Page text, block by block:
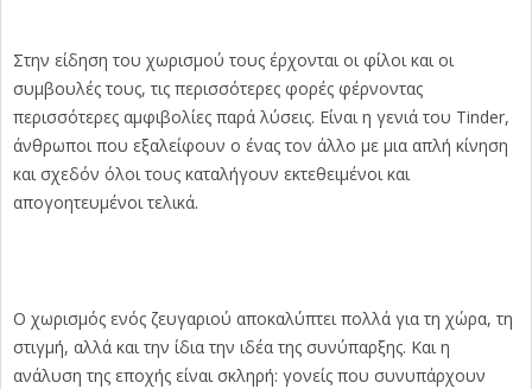
Στην είδηση του χωρισμού τους έρχονται οι φίλοι και οι
συμβουλές τους, τις περισσότερες φορές φέρνοντας
περισσότερες αμφιβολίες παρά λύσεις. Είναι η γενιά του Tinder,
άνθρωποι που εξαλείφουν ο ένας τον άλλο με μια απλή κίνηση
και σχεδόν όλοι τους καταλήγουν εκτεθειμένοι και
απογοητευμένοι τελικά.
Ο χωρισμός ενός ζευγαριού αποκαλύπτει πολλά για τη χώρα, τη
στιγμή, αλλά και την ίδια την ιδέα της συνύπαρξης. Και η
ανάλυση της εποχής είναι σκληρή: γονείς που συνυπάρχουν